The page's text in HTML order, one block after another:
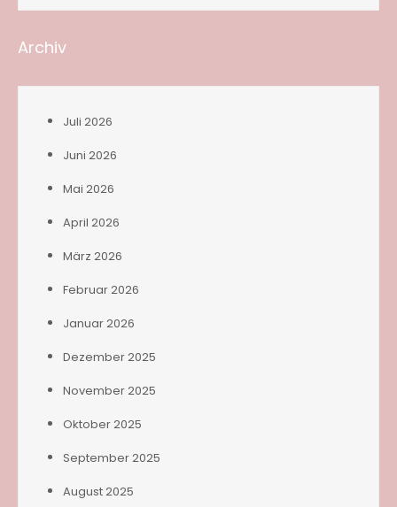
Archiv
Juli 2026
Juni 2026
Mai 2026
April 2026
März 2026
Februar 2026
Januar 2026
Dezember 2025
November 2025
Oktober 2025
September 2025
August 2025